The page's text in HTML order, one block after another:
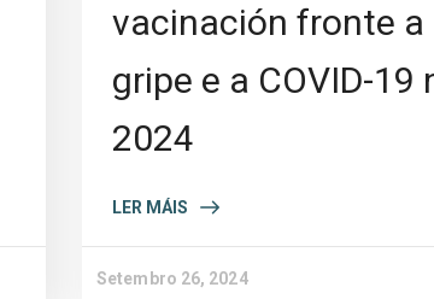
vacinación fronte a
gripe e a COVID-19
2024
LER MÁIS
Setembro 26, 2024